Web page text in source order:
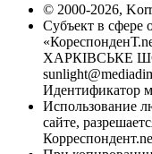
© 2000-2026,
Субъект в сфере
ХАРКІВСЬКЕ
Идентификатор
Использование
сайте,